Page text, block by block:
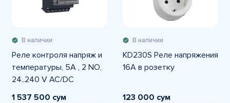
В наличии
Реле контроля напряж и
температуры, 5А , 2 NO,
24..240 V AC/DC
1 537 500 сум
В наличии
KD230S Реле напряжения
16A в розетку
123 000 сум